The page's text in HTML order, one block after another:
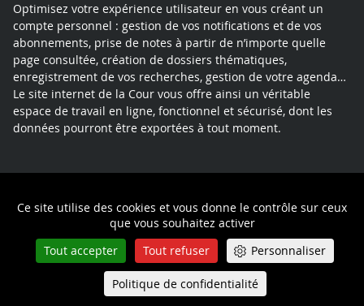
Ce site utilise des cookies et vous donne le contrôle sur ceux
que vous souhaitez activer
Tout accepter
Tout refuser Personnaliser
Politique de confidentialité
Optimisez votre expérience utilisateur en vous créant un
compte personnel : gestion de vos notifications et de vos
abonnements, prise de notes à partir de n’importe quelle
page consultée, création de dossiers thématiques,
enregistrement de vos recherches, gestion de votre agenda…
Le site internet de la Cour vous offre ainsi un véritable
espace de travail en ligne, fonctionnel et sécurisé, dont les
données pourront être exportées à tout moment.
Politique de confidentialité
Queue-Fair